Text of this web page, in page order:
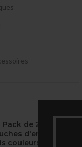
Pack de 2
d'encre noire
couleurs